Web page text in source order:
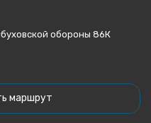
обороны 86К
маршрут